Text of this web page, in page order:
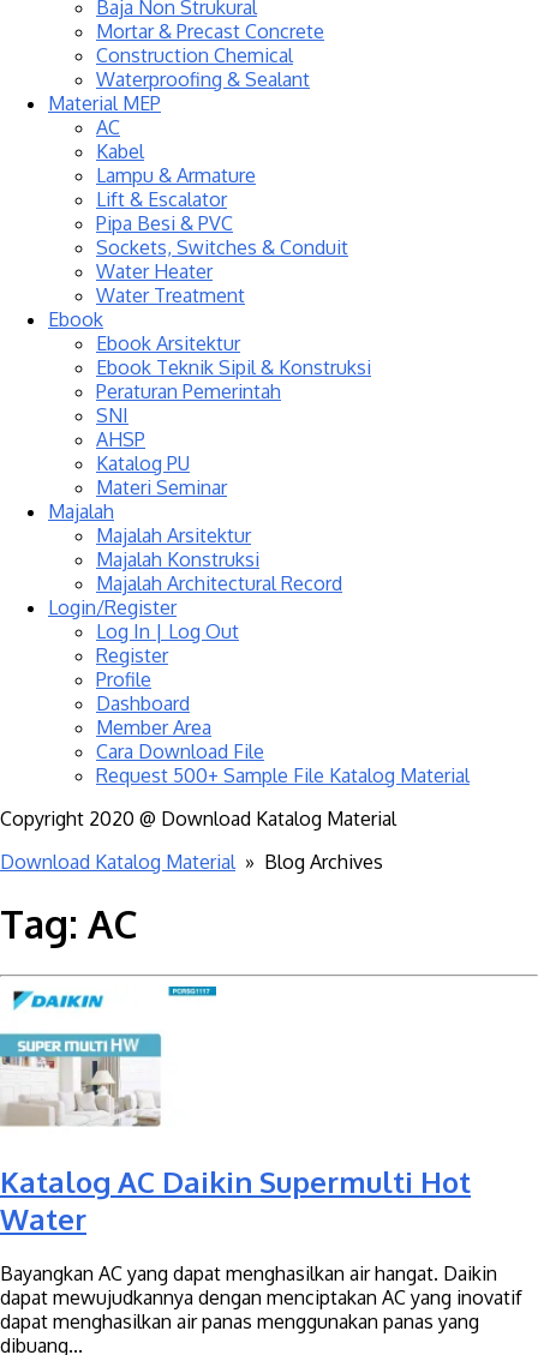
Baja Non Strukural
Mortar & Precast Concrete
Construction Chemical
Waterproofing & Sealant
Material MEP
AC
Kabel
Lampu & Armature
Lift & Escalator
Pipa Besi & PVC
Sockets, Switches & Conduit
Water Heater
Water Treatment
Ebook
Ebook Arsitektur
Ebook Teknik Sipil & Konstruksi
Peraturan Pemerintah
SNI
AHSP
Katalog PU
Materi Seminar
Majalah
Majalah Arsitektur
Majalah Konstruksi
Majalah Architectural Record
Login/Register
Log In | Log Out
Register
Profile
Dashboard
Member Area
Cara Download File
Request 500+ Sample File Katalog Material
Copyright 2020 @ Download Katalog Material
Download Katalog Material» Blog Archives
Tag: AC
Katalog AC Daikin Supermulti Hot
Water
Bayangkan AC yang dapat menghasilkan air hangat. Daikin
dapat mewujudkannya dengan menciptakan AC yang inovatif
dapat menghasilkan air panas menggunakan panas yang
dibuang...